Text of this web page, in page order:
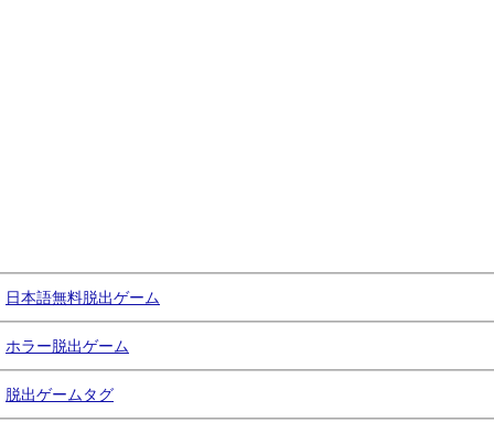
日本語無料脱出ゲーム
ホラー脱出ゲーム
脱出ゲームタグ